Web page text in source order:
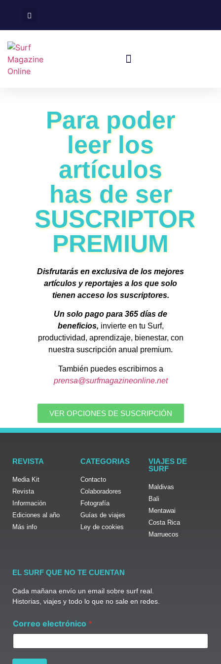
Para poder
leer los
artículos
has de ser
SUSCRIPTOR
PREMIUM
Disfrutarás en exclusiva de los mejores
artículos y reportajes a los que solo
tienen acceso los suscriptores.
Un solo pago para 365 días de
beneficios, invierte en tu Surf,
productividad, aprendizaje, bienestar, con
nuestra suscripción anual premium.
También puedes escribirnos a
prensa@surfmagazineonline.net
VER OPCIONES DE SUSCRIPCIÓN
REVISTA
Media Kit
Revista
Información
Ediciones al año
Más info
CATEGORIAS
Contacto
Colaboradores
Fotografía
Guías de viajes
Ley de cookies
VIAJES DE
SURF
Maldivas
Bali
Mentawai
Costa Rica
Marruecos
EL SURF QUE NO TE CUENTAN
Cada mañana envío un email sobre surf real.
Historias, viajes y todo lo que no sale en redes.
l
e
Correo electrónico *